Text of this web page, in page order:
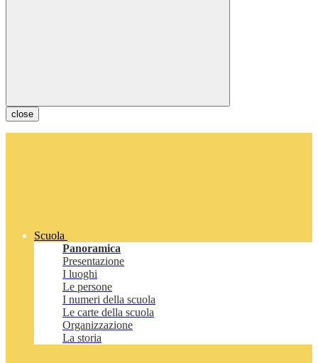
close
Scuola
Panoramica
Presentazione
I luoghi
Le persone
I numeri della scuola
Le carte della scuola
Organizzazione
La storia